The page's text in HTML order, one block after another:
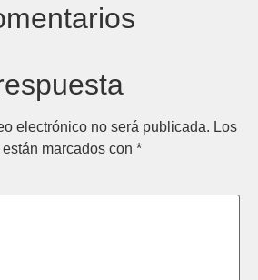
electrónico no será publicada. Los
marcados con *